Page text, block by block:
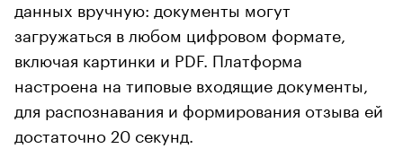
данных вручную: документы могут
загружаться в любом цифровом формате,
включая картинки и PDF. Платформа
настроена на типовые входящие документы,
для распознавания и формирования отзыва ей
достаточно 20 секунд.